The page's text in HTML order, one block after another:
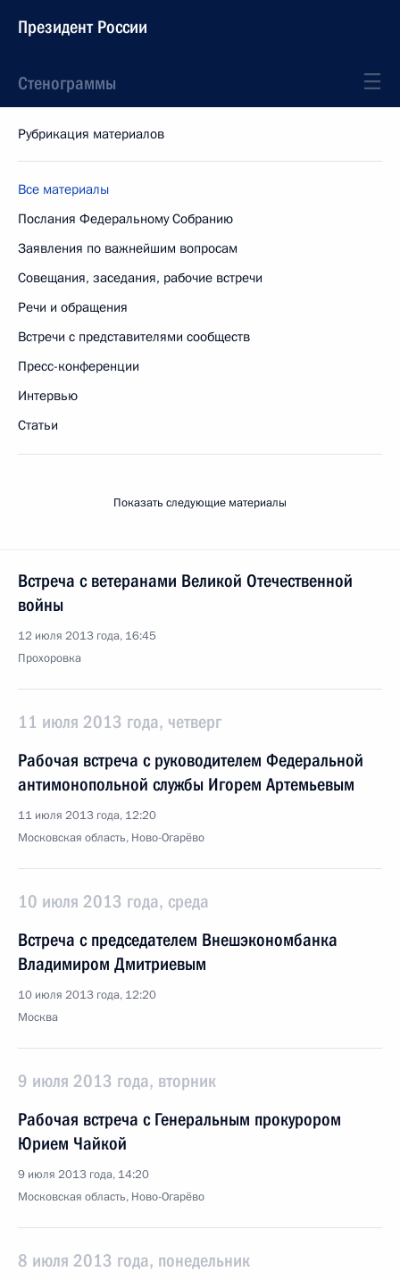
Президент России
Стенограммы
Рубрикация материалов
Все материалы
Послания Федеральному Собранию
Заявления по важнейшим вопросам
Совещания, заседания, рабочие встречи
Речи и обращения
Встречи с представителями сообществ
Пресс-конференции
Интервью
Статьи
Показать следующие материалы
Встреча с ветеранами Великой Отечественной
войны
12 июля 2013 года, 16:45
Прохоровка
11 июля 2013 года, четверг
Рабочая встреча с руководителем Федеральной
антимонопольной службы Игорем Артемьевым
11 июля 2013 года, 12:20
Московская область, Ново-Огарёво
10 июля 2013 года, среда
Встреча с председателем Внешэкономбанка
Владимиром Дмитриевым
10 июля 2013 года, 12:20
Москва
9 июля 2013 года, вторник
Рабочая встреча с Генеральным прокурором
Юрием Чайкой
9 июля 2013 года, 14:20
Московская область, Ново-Огарёво
8 июля 2013 года, понедельник